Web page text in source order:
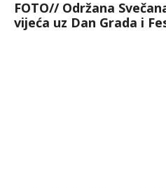
FOTO// Održana
vijeća uz Dan Grada i